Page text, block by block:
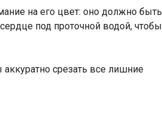
на его цвет: оно должно быть
под проточной водой, чтобы
срезать все лишние